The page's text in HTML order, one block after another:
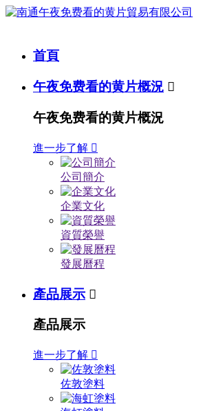
首頁
午夜免费看的黄片概況 
午夜免费看的黄片概況
進一步了解 
公司簡介
企業文化
資質榮譽
發展曆程
產品展示 
產品展示
進一步了解 
佐敦塗料